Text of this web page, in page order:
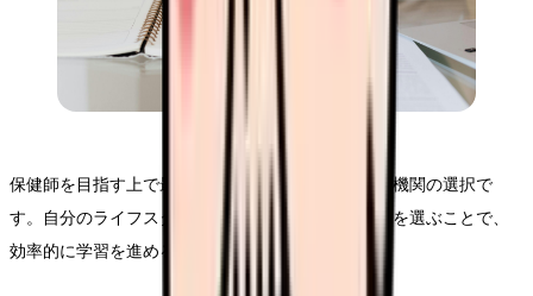
保健師を目指す上で最も重要な決断の一つが、教育機関の選択で
す。自分のライフスタイルや目標に合った教育機関を選ぶことで、
効率的に学習を進めることができます。